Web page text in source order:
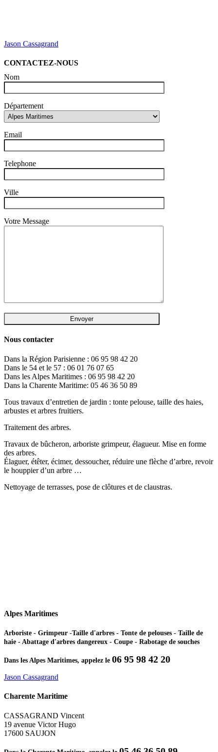
Jason Cassagrand
CONTACTEZ-NOUS
Nom
Département
Email
Telephone
Ville
Votre Message
Nous contacter
Dans la Région Parisienne : 06 95 98 42 20
Dans le 54 et le 57 : 06 01 76 07 65
Dans les Alpes Maritimes : 06 95 98 42 20
Dans la Charente Maritime: 05 46 36 50 89
Tous travaux d’entretien de jardin : tonte pelouse, taille des haies,
arbustes et arbres fruitiers.
Traitement des arbres.
Travaux de bûcheron, arboriste grimpeur, élagueur. Mise en forme
des arbres.
Élaguer, étêter, écimer, dessoucher, réduire une flèche d’arbre, revoir
le houppier d’un arbre …
Nettoyage de terrasses, pose de clôtures et de claustras.
Alpes Maritimes
Arboriste - Grimpeur -Taille d'arbres - Tonte de pelouses - Taille de
haie - Abattage d'arbres dangereux - Coupe - Rabotage de souches
Dans les Alpes Maritimes, appelez le 06 95 98 42 20
Jason Cassagrand
Charente Maritime
CASSAGRAND Vincent
19 avenue Victor Hugo
17600 SAUJON